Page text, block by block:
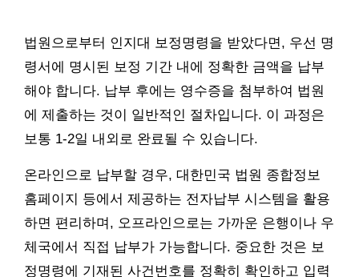
법원으로부터 인지대 보정명령을 받았다면, 우선 명
령서에 명시된 보정 기간 내에 정확한 금액을 납부
해야 합니다. 납부 후에는 영수증을 첨부하여 법원
에 제출하는 것이 일반적인 절차입니다. 이 과정은
보통 1-2일 내외로 완료될 수 있습니다.
온라인으로 납부할 경우, 대한민국 법원 종합정보
홈페이지 등에서 제공하는 전자납부 시스템을 활용
하면 편리하며, 오프라인으로는 가까운 은행이나 우
체국에서 직접 납부가 가능합니다. 중요한 것은 보
정명령에 기재된 사건번호를 정확히 확인하고 입력